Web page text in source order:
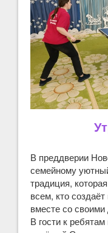
В преддверии
семейному
традиция,
всем, кто
вместе со
В гости к